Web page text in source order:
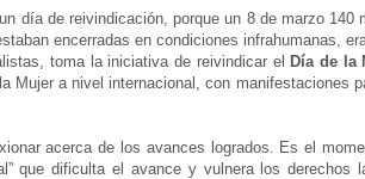
día de reivindicación, porque un 8 de marzo 140
encerradas en condiciones infrahumanas,
toma la iniciativa de reivindicar el
Día de la
Mujer a nivel internacional, con manifestaciones
acerca de los avances logrados. Es el
que dificulta el avance y vulnera los derechos